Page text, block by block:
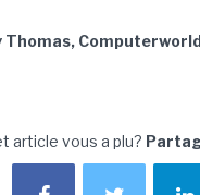
Thomas,
article vous a plu?